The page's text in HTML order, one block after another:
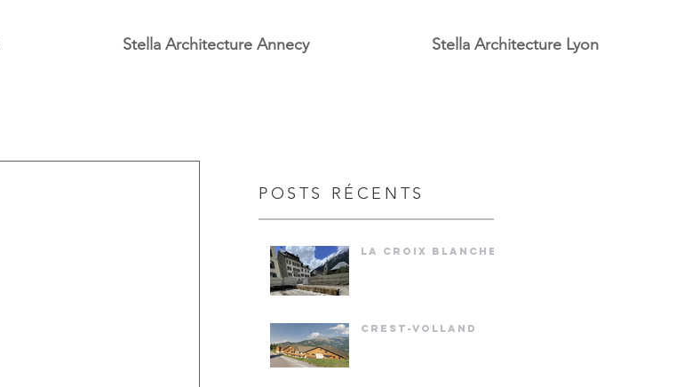
Stella Architecture Annecy Stella Architecture Lyon
POSTS RÉCENTS
LA CROIX BLANCHE
CREST-VOLLAND